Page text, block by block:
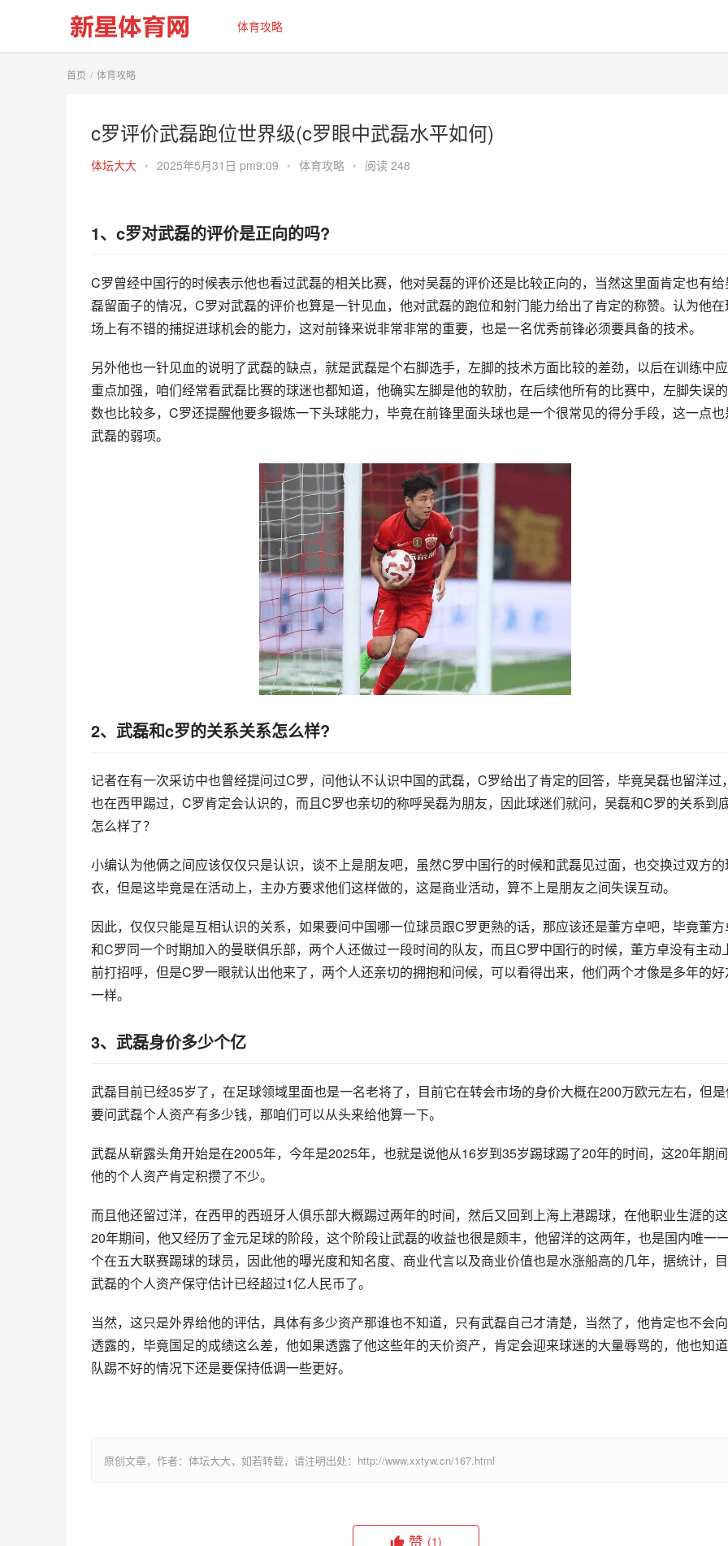
体育攻略
首页 体育攻略
c罗评价武磊跑位世界级(c罗眼中武磊水平如何)
体坛大大 • 2025年5月31日 pm9:09 • 体育攻略 • 阅读 248
1、c罗对武磊的评价是正向的吗?
C罗曾经中国行的时候表示他也看过武磊的相关比赛，他对吴磊的评价还是比较正向的，当然这里面肯定也有给
磊留面子的情况，C罗对武磊的评价也算是一针见血，他对武磊的跑位和射门能力给出了肯定的称赞。认为他在
场上有不错的捕捉进球机会的能力，这对前锋来说非常非常的重要，也是一名优秀前锋必须要具备的技术。
另外他也一针见血的说明了武磊的缺点，就是武磊是个右脚选手，左脚的技术方面比较的差劲，以后在训练中
重点加强，咱们经常看武磊比赛的球迷也都知道，他确实左脚是他的软肋，在后续他所有的比赛中，左脚失误
数也比较多，C罗还提醒他要多锻炼一下头球能力，毕竟在前锋里面头球也是一个很常见的得分手段，这一点也
武磊的弱项。
2、武磊和c罗的关系关系怎么样?
记者在有一次采访中也曾经提问过C罗，问他认不认识中国的武磊，C罗给出了肯定的回答，毕竟吴磊也留洋过，
也在西甲踢过，C罗肯定会认识的，而且C罗也亲切的称呼吴磊为朋友，因此球迷们就问，吴磊和C罗的关系到
怎么样了？
小编认为他俩之间应该仅仅只是认识，谈不上是朋友吧，虽然C罗中国行的时候和武磊见过面，也交换过双方的
衣，但是这毕竟是在活动上，主办方要求他们这样做的，这是商业活动，算不上是朋友之间失误互动。
因此，仅仅只能是互相认识的关系，如果要问中国哪一位球员跟C罗更熟的话，那应该还是董方卓吧，毕竟董
和C罗同一个时期加入的曼联俱乐部，两个人还做过一段时间的队友，而且C罗中国行的时候，董方卓没有主动
前打招呼，但是C罗一眼就认出他来了，两个人还亲切的拥抱和问候，可以看得出来，他们两个才像是多年的好
一样。
3、武磊身价多少个亿
武磊目前已经35岁了，在足球领域里面也是一名老将了，目前它在转会市场的身价大概在200万欧元左右，但
要问武磊个人资产有多少钱，那咱们可以从头来给他算一下。
武磊从崭露头角开始是在2005年，今年是2025年，也就是说他从16岁到35岁踢球踢了20年的时间，这20年期间
他的个人资产肯定积攒了不少。
而且他还留过洋，在西甲的西班牙人俱乐部大概踢过两年的时间，然后又回到上海上港踢球，在他职业生涯的这
20年期间，他又经历了金元足球的阶段，这个阶段让武磊的收益也很是颇丰，他留洋的这两年，也是国内唯一
个在五大联赛踢球的球员，因此他的曝光度和知名度、商业代言以及商业价值也是水涨船高的几年，据统计，
武磊的个人资产保守估计已经超过1亿人民币了。
当然，这只是外界给他的评估，具体有多少资产那谁也不知道，只有武磊自己才清楚，当然了，他肯定也不会
透露的，毕竟国足的成绩这么差，他如果透露了他这些年的天价资产，肯定会迎来球迷的大量辱骂的，他也知
队踢不好的情况下还是要保持低调一些更好。
原创文章，作者：体坛大大，如若转载，请注明出处：http://www.xxtyw.cn/167.html
赞 (1)